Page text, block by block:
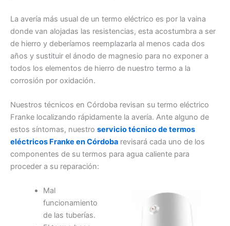
La avería más usual de un termo eléctrico es por la vaina
donde van alojadas las resistencias, esta acostumbra a ser
de hierro y deberíamos reemplazarla al menos cada dos
años y sustituir el ánodo de magnesio para no exponer a
todos los elementos de hierro de nuestro termo a la
corrosión por oxidación.
Nuestros técnicos en Córdoba revisan su termo eléctrico
Franke localizando rápidamente la avería. Ante alguno de
estos síntomas, nuestro servicio técnico de termos
eléctricos Franke en Córdoba revisará cada uno de los
componentes de su termos para agua caliente para
proceder a su reparación:
Mal
funcionamiento
de las tuberías.